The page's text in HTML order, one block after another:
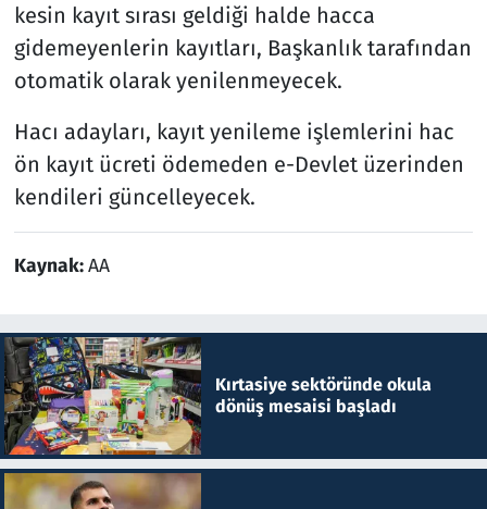
kesin kayıt sırası geldiği halde hacca
gidemeyenlerin kayıtları, Başkanlık tarafından
otomatik olarak yenilenmeyecek.
Hacı adayları, kayıt yenileme işlemlerini hac
ön kayıt ücreti ödemeden e-Devlet üzerinden
kendileri güncelleyecek.
Kaynak:AA
Kırtasiye sektöründe okula
dönüş mesaisi başladı
Televizyon